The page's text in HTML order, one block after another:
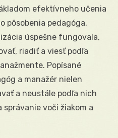
efektívneho učenia
pôsobenia pedagóga,
úspešne fungovala,
riadiť a viesť podľa
Popísané
a manažér nielen
a neustále podľa nich
voči žiakom a